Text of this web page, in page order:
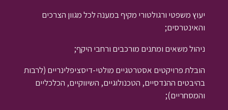
יעוץ משפטי ורגולטורי מקיף במענה לכל מגוון הצרכים
והאינטרסים;
ניהול משאים ומתנים מורכבים ורחבי היקף;
הובלת פרויקטים אסטרטגיים מולטי-דיסציפלינריים (לרבות
בהיבטים ההנדסיים, הטכנולוגיים, השיווקיים, הכלכליים
והמסחריים);